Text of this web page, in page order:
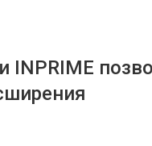
INPRIME